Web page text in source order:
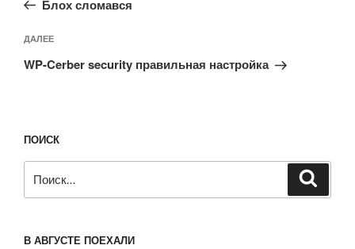
записям
Блох сломався
Следующая
запись
ДАЛЕЕ
WP-Cerber security правильная настройка
ПОИСК
В АВГУСТЕ ПОЕХАЛИ